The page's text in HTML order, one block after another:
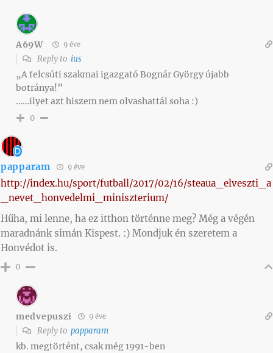
A69W 9 éve
Reply to ius
„A felcsúti szakmai igazgató Bognár György újabb
botránya!”
……ilyet azt hiszem nem olvashattál soha :)
0
papparam 9 éve
http://index.hu/sport/futball/2017/02/16/steaua_elveszti_a
_nevet_honvedelmi_miniszterium/
Hűha, mi lenne, ha ez itthon történne meg? Még a végén
maradnánk simán Kispest. :) Mondjuk én szeretem a
Honvédot is.
0
medvepuszi 9 éve
Reply to papparam
kb. megtörtént, csak még 1991-ben